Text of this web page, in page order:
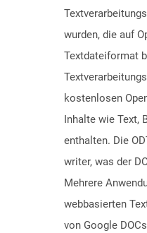
wurden, die auf
Textdateiformat
kostenlosen
Inhalte wie Text,
enthalten. Die
writer, was der
Mehrere
webbasierten
von Google